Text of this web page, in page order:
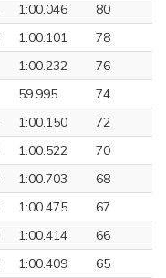
1:00.046
80
1:00.101
78
1:00.232
76
59.995
74
1:00.150
72
1:00.522
70
1:00.703
68
1:00.475
67
1:00.414
66
1:00.409
65